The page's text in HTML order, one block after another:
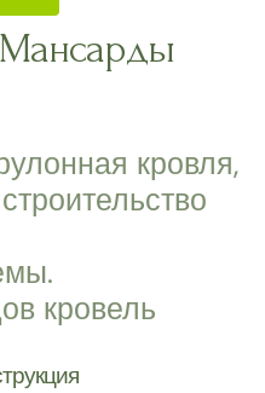
кровля,
кровель